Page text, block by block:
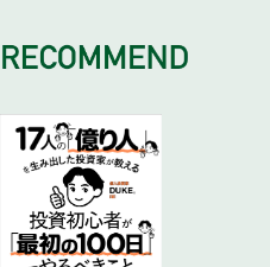
キャットストリートでの10年
SUS……高架下好きだからこ
出来上がった3つの店
カフェから広がる可能性
リゾートをプロデュース
コミュニティ能力は日本人の
カフェは文化である
TREX CHIGASAKI OCEAN